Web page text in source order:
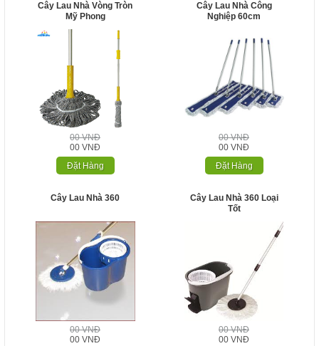
Cây Lau Nhà Vòng Tròn
Mỹ Phong
00 VNĐ
00 VNĐ
Đặt Hàng
Cây Lau Nhà Công
Nghiệp 60cm
00 VNĐ
00 VNĐ
Đặt Hàng
Cây Lau Nhà 360
00 VNĐ
00 VNĐ
Cây Lau Nhà 360 Loại
Tốt
00 VNĐ
00 VNĐ